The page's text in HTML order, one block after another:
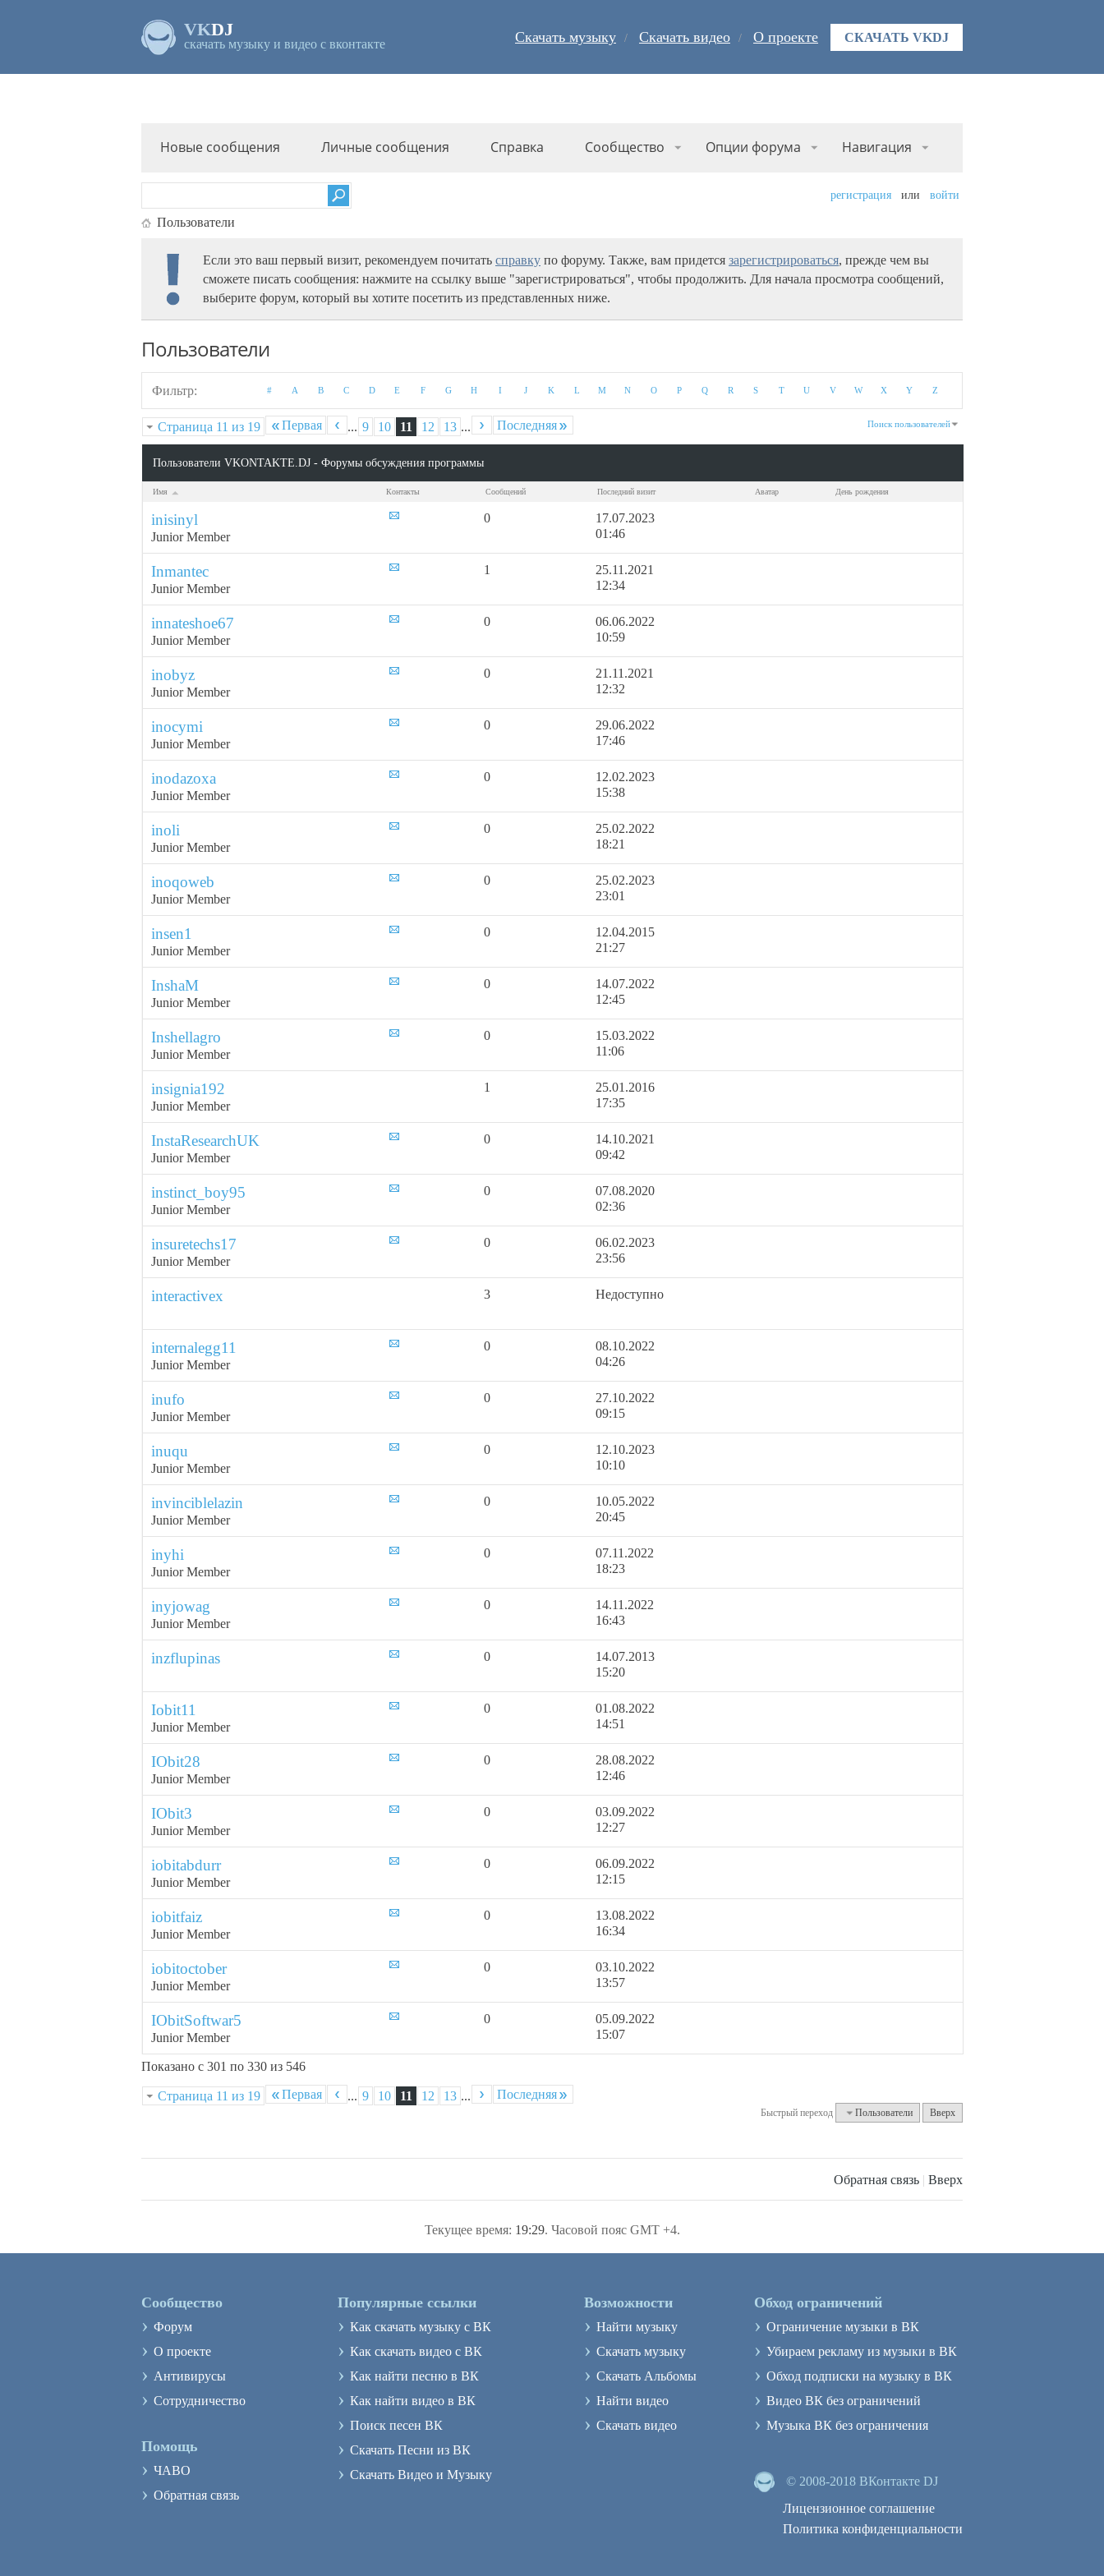
VKDJ
скачать музыку и видео с вконтакте Скачать музыку Скачать видео О проекте СКАЧАТЬ VKDJ
Новые сообщения Личные сообщения Справка Сообщество Опции форума Навигация
регистрация или войти
Пользователи
Если это ваш первый визит, рекомендуем почитать справку по форуму. Также, вам придется зарегистрироваться, прежде чем вы
сможете писать сообщения: нажмите на ссылку выше "зарегистрироваться", чтобы продолжить. Для начала просмотра сообщений,
выберите форум, который вы хотите посетить из представленных ниже.
Пользователи
Фильтр # A B C D E F G H I J K L M N O P Q R S T U V W X Y Z
Страница 11 из 19 Первая ... 9 10 11 12 13 ... Последняя Поиск пользователей
Пользователи VKONTAKTE.DJ - Форумы обсуждения программы
Имя Контакты Сообщений Последний визит Аватар День рождения
inisinyl
Junior Member
0
17.07.2023
01:46
Inmantec
Junior Member
1
25.11.2021
12:34
innateshoe67
Junior Member
0
06.06.2022
10:59
inobyz
Junior Member
0
21.11.2021
12:32
inocymi
Junior Member
0
29.06.2022
17:46
inodazoxa
Junior Member
0
12.02.2023
15:38
inoli
Junior Member
0
25.02.2022
18:21
inoqoweb
Junior Member
0
25.02.2023
23:01
insen1
Junior Member
0
12.04.2015
21:27
InshaM
Junior Member
0
14.07.2022
12:45
Inshellagro
Junior Member
0
15.03.2022
11:06
insignia192
Junior Member
1
25.01.2016
17:35
InstaResearchUK
Junior Member
0
14.10.2021
09:42
instinct_boy95
Junior Member
0
07.08.2020
02:36
insuretechs17
Junior Member
0
06.02.2023
23:56
interactivex 3 Недоступно
internalegg11
Junior Member
0
08.10.2022
04:26
inufo
Junior Member
0
27.10.2022
09:15
inuqu
Junior Member
0
12.10.2023
10:10
invinciblelazin
Junior Member
0
10.05.2022
20:45
inyhi
Junior Member
0
07.11.2022
18:23
inyjowag
Junior Member
0
14.11.2022
16:43
inzflupinas 0
14.07.2013
15:20
Iobit11
Junior Member
0
01.08.2022
14:51
IObit28
Junior Member
0
28.08.2022
12:46
IObit3
Junior Member
0
03.09.2022
12:27
iobitabdurr
Junior Member
0
06.09.2022
12:15
iobitfaiz
Junior Member
0
13.08.2022
16:34
iobitoctober
Junior Member
0
03.10.2022
13:57
IObitSoftwar5
Junior Member
0
05.09.2022
15:07
Показано с 301 по 330 из 546
Страница 11 из 19 Первая ... 9 10 11 12 13 ... Последняя
Быстрый переход Пользователи Вверх
Обратная связь | Вверх
Текущее время: 19:29. Часовой пояс GMT +4.
Сообщество
› Форум
› О проекте
› Антивирусы
› Сотрудничество
Помощь
› ЧАВО
› Обратная связь
Популярные ссылки
› Как скачать музыку с ВК
› Как скачать видео с ВК
› Как найти песню в ВК
› Как найти видео в ВК
› Поиск песен ВК
› Скачать Песни из ВК
› Скачать Видео и Музыку
Возможности
› Найти музыку
› Скачать музыку
› Скачать Альбомы
› Найти видео
› Скачать видео
Обход ограничений
› Ограничение музыки в ВК
› Убираем рекламу из музыки в ВК
› Обход подписки на музыку в ВК
› Видео ВК без ограничений
› Музыка ВК без ограничения
© 2008-2018 ВКонтакте DJ
Лицензионное соглашение
Политика конфиденциальности